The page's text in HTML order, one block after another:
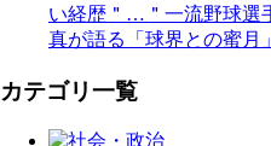
い経歴＂…＂一流野球選
真が語る「球界との蜜月」
カテゴリ一覧